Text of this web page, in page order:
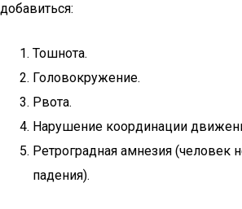
добавиться:
Тошнота.
Головокружение.
Рвота.
Нарушение координации
Ретроградная амнезия (человек
падения).